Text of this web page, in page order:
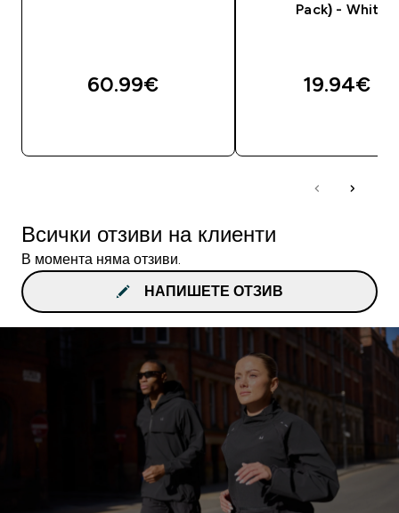
60.99€‎
Pack) - White
19.94€‎
Всички отзиви на клиенти
В момента няма отзиви.
НАПИШЕТЕ ОТЗИВ